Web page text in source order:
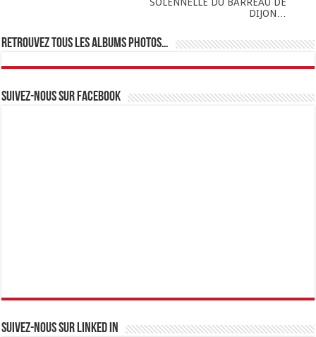
SOLENNELLE DU BARREAU DE
DIJON…
Retrouvez tous les albums photos…
Suivez-nous sur Facebook
Suivez-nous sur linked IN